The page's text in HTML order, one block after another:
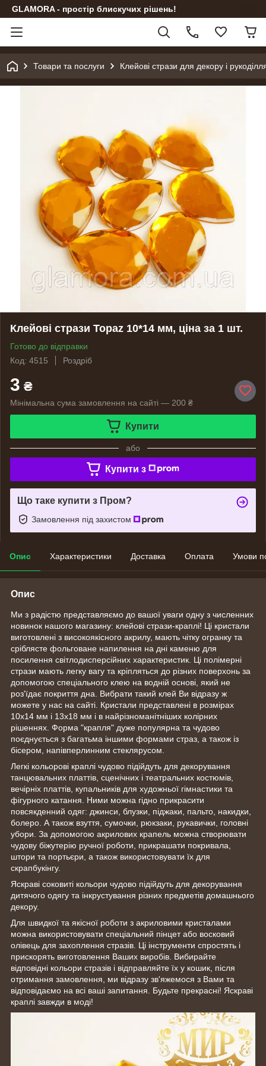
GLAMORA - простір блискучих рішень!
Товари та послуги Клейові стрази для декору і
Клейові стрази Topaz 10*14 мм, ціна за 1 шт.
Готово до відправки
Код: 4515
Роздріб
3 ₴
Мінімальна сума замовлення на сайті — 200 ₴
Купити
або
Купити з
Що таке купити з Пром?
Замовлення під захистом
Опис Характеристики Доставка Оплата Умови
Опис
Ми з радістю представляємо до вашої уваги одну з численних
новинок нашого магазину: клейові стрази-краплі! Ці кристали
виготовлені з високоякісного акрилу, мають чітку огранку та
сріблясте фольговане напилення на дні каменю для
посилення світлодисперсійних характеристик. Ці полімерні
стрази мають легку вагу та кріпляться до різних поверхонь за
допомогою спеціального клею на водній основі, який не
роз'їдає покриття дна. Вибрати такий клей Ви відразу ж
можете у нас на сайті. Кристали представлені в розмірах
10х14 мм і 13х18 мм і в найрізноманітніших колірних
рішеннях. Форма "крапля" дуже популярна та чудово
поєднується з багатьма іншими формами страз, а також із
бісером, напівперлинним стеклярусом.
Легкі кольорові краплі чудово підійдуть для декорування
танцювальних платтів, сценічних і театральних костюмів,
вечірніх платтів, купальників для художньої гімнастики та
фігурного катання. Ними можна гідно прикрасити
повсякденний одяг: джинси, блузки, піджаки, пальто, накидки,
болеро. А також взуття, сумочки, рюкзаки, рукавички, головні
убори. За допомогою акрилових крапель можна створювати
чудову біжутерію ручної роботи, прикрашати покривала,
штори та портьєри, а також використовувати їх для
скрапбукінгу.
Яскраві соковиті кольори чудово підійдуть для декорування
дитячого одягу та інкрустування різних предметів домашнього
декору.
Для швидкої та якісної роботи з акриловими кристалами
можна використовувати спеціальний пінцет або восковий
олівець для захоплення стразів. Ці інструменти спростять і
прискорять виготовлення Ваших виробів. Вибирайте
відповідні кольори стразів і відправляйте їх у кошик, після
отримання замовлення, ми відразу зв'яжемося з Вами та
відповідаємо на всі ваші запитання. Будьте прекрасні! Яскраві
краплі завжди в моді!